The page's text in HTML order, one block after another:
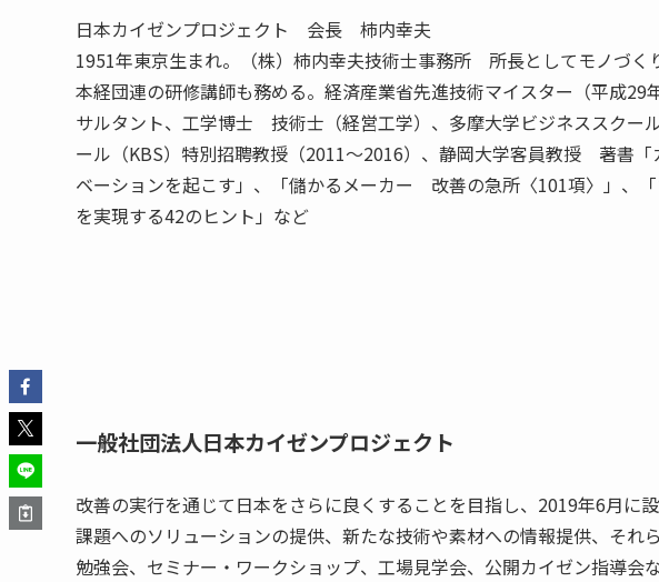
日本カイゼンプロジェクト 会長 柿内幸夫
1951年東京生まれ。（株）柿内幸夫技術士事務所 所長としてモノづく
本経団連の研修講師も務める。経済産業省先進技術マイスター（平成
サルタント、工学博士 技術士（経営工学）、多摩大学ビジネススクー
ール（KBS）特別招聘教授（2011〜2016）、静岡大学客員教授 著書
ベーションを起こす」、「儲かるメーカー 改善の急所〈101項〉」、
を実現する42のヒント」など
一般社団法人日本カイゼンプロジェクト
改善の実行を通じて日本をさらに良くすることを目指し、2019年6月に
課題へのソリューションの提供、新たな技術や素材への情報提供、それ
勉強会、セミナー・ワークショップ、工場見学会、公開カイゼン指導会